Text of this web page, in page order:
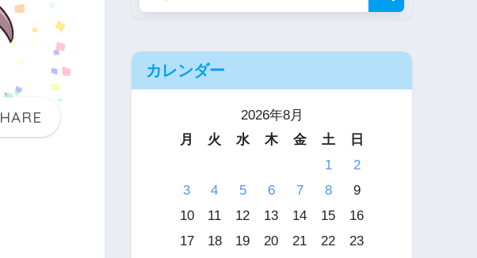
カレンダー
2026年8月
月
火 水 木 金 土
日
1
2
3
4 5 6 7 8
9
10
11 12 13 14 15
16
17
18 19 20 21 22
23